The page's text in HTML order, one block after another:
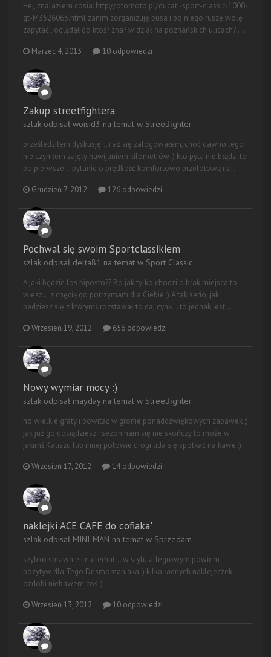
Hej, znalazłem cosia: http://otomoto.pl/ducati-sport-classic-1000-
gt-M3526063.html zanim zorganizuję busa i po niego ruszę wolę
zapytać , oglądał go ktoś? zna? widział na poznańskich ulicach? ...
Marzec 4, 2013 10 odpowiedzi
Zakup streetfightera
szlak odpisał woisid3 na temat w Streetfighter
prześledziłem dyskusję... i aż się zalogowałem, choć dawno tego
nie czyniłem zajęty nawijaniem kilometrów ;) kto pyta nie błądzi to
po pierwsze... pytanie o prędkość komfortowo przelotową na...
Grudzień 7, 2012 126 odpowiedzi
Pochwal się swoim Sportclassikiem
szlak odpisał delta81 na temat w Sport Classic
A jaki będzie los biposto?? Bo jak tylko chodzi o brak miejsca to
wiesz... z chęcią go potrzymam dla Ciebie ;) A tak serio, jak
bedziesz się z którymś rozstawał to daj cynk... to jednak jest...
Wrzesień 19, 2012 656 odpowiedzi
Nowy wymiar mocy :)
szlak odpisał mayday na temat w Streetfighter
no wielkie graty i powitać w gronie ponaddźwiękowych zabawek ;)
jak już go dosiądziesz i sezon nam się nie skończy to może w
jakimś Kaliszu lub innej połowie drogi uda się spotkać na kawe ;)
Wrzesień 17, 2012 14 odpowiedzi
naklejki ACE CAFE do cofiaka'
szlak odpisał MINI-MAN na temat w Sprzedam
szybko sprawnie i na temat... w stylu allegrowym powiem
pozytyw dla Tego Desmomaniaka ;) kilka ładnych naklejeczek
ozdobi niebawem coś ;)
Wrzesień 13, 2012 10 odpowiedzi